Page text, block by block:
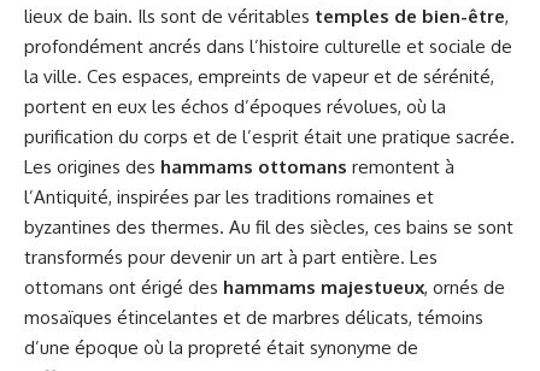
lieux de bain. Ils sont de véritables temples de bien-être,
profondément ancrés dans l’histoire culturelle et sociale de
la ville. Ces espaces, empreints de vapeur et de sérénité,
portent en eux les échos d’époques révolues, où la
purification du corps et de l’esprit était une pratique sacrée.
Les origines des hammams ottomans remontent à
l’Antiquité, inspirées par les traditions romaines et
byzantines des thermes. Au fil des siècles, ces bains se sont
transformés pour devenir un art à part entière. Les
ottomans ont érigé des hammams majestueux, ornés de
mosaïques étincelantes et de marbres délicats, témoins
d’une époque où la propreté était synonyme de